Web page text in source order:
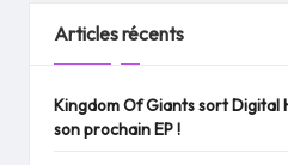
Articles récents
Kingdom Of Giants sort Digital
son prochain EP !